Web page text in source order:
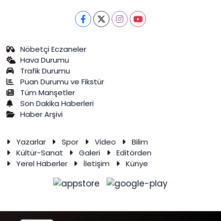
Nöbetçi Eczaneler
Hava Durumu
Trafik Durumu
Puan Durumu ve Fikstür
Tüm Manşetler
Son Dakika Haberleri
Haber Arşivi
Yazarlar Spor Video
Bilim
Kültür-Sanat
Galeri
Editörden
Yerel Haberler
İletişim Künye